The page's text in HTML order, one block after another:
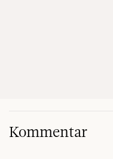
Kommentar